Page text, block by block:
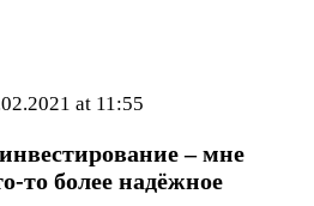
at 11:55
– мне
то более надёжное